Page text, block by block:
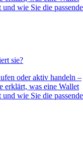
wie Sie die passende
sie?
oder aktiv handeln –
erklärt, was eine Wallet
wie Sie die passende